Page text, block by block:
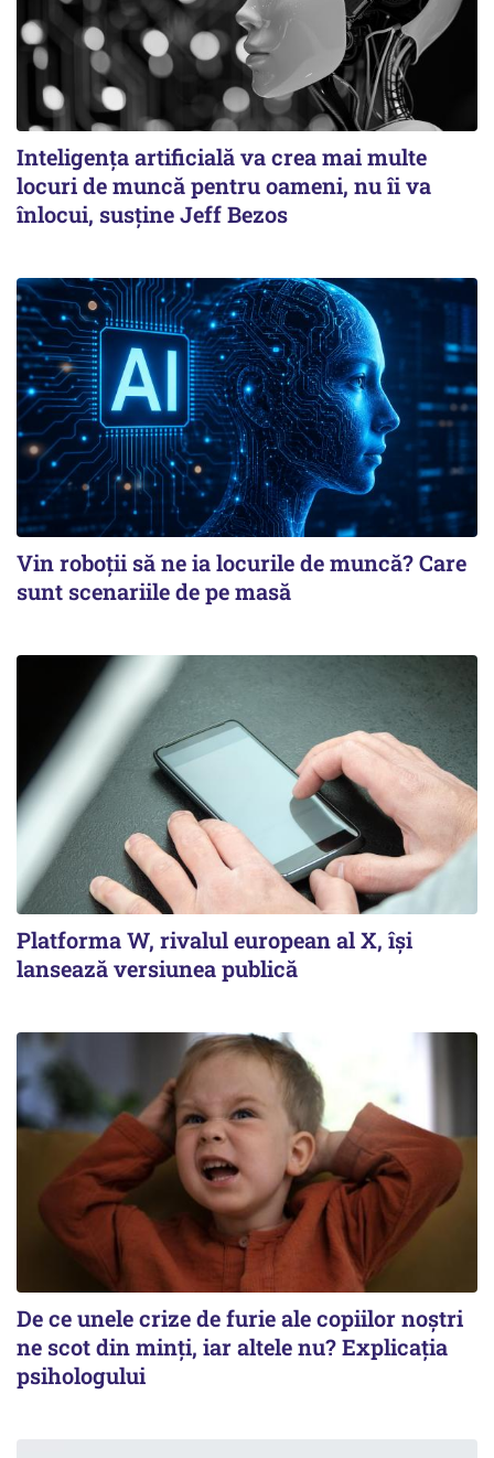
Inteligența artificială va crea mai multe
locuri de muncă pentru oameni, nu îi va
înlocui, susține Jeff Bezos
Vin roboţii să ne ia locurile de muncă? Care
sunt scenariile de pe masă
Platforma W, rivalul european al X, își
lansează versiunea publică
De ce unele crize de furie ale copiilor noștri
ne scot din minți, iar altele nu? Explicația
psihologului